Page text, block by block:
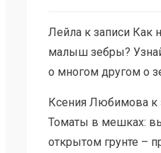
Лейлак записи Как
малыш зебры?
о многом другом о
Ксения Любимовак
Томаты в мешках:
открытом грунте –